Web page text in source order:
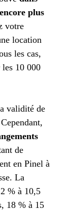
plus
votre
location
les cas,
les 10 000
validité de
de
en Pinel à
La
% à 10,5
18 % à 15